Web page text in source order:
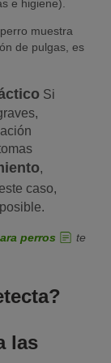
e higiene).
muestra
de pulgas, es
Si
,
caso,
perros
te
suele
clínico.
las